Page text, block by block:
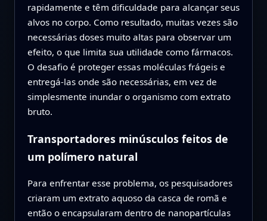
rapidamente e têm dificuldade para alcançar seus
alvos no corpo. Como resultado, muitas vezes são
necessárias doses muito altas para observar um
efeito, o que limita sua utilidade como fármacos.
O desafio é proteger essas moléculas frágeis e
entregá-las onde são necessárias, em vez de
simplesmente inundar o organismo com extrato
bruto.
Transportadores minúsculos feitos de
um polímero natural
Para enfrentar esse problema, os pesquisadores
criaram um extrato aquoso da casca de romã e
então o encapsularam dentro de nanopartículas